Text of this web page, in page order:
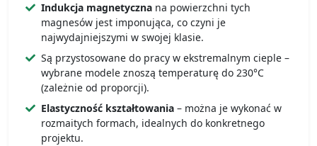
Indukcja magnetyczna na powierzchni tych
magnesów jest imponująca, co czyni je
najwydajniejszymi w swojej klasie.
Są przystosowane do pracy w ekstremalnym cieple –
wybrane modele znoszą temperaturę do 230°C
(zależnie od proporcji).
Elastyczność kształtowania – można je wykonać w
rozmaitych formach, idealnych do konkretnego
projektu.